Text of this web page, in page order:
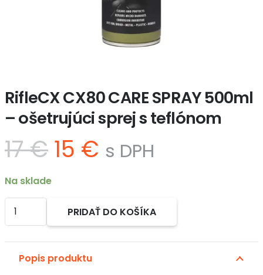
RifleCX CX80 CARE SPRAY 500ml
– ošetrujúci sprej s teflónom
17€ Pôvodná
cena
15 € Aktuálna
cena
s DPH
Na sklade
množstvo
RifleCX
CARE
SPRAY
PRIDAŤ DO KOŠÍKA
Alternative:
Popis produktu